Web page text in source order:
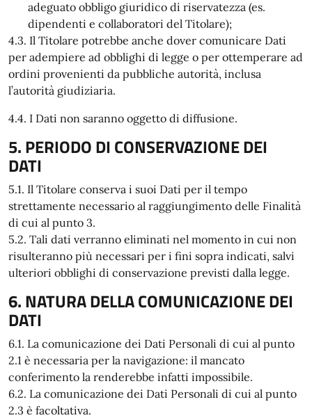
adeguato obbligo giuridico di riservatezza (es.
dipendenti e collaboratori del Titolare);
4.3. Il Titolare potrebbe anche dover comunicare Dati
per adempiere ad obblighi di legge o per ottemperare ad
ordini provenienti da pubbliche autorità, inclusa
l’autorità giudiziaria.
4.4. I Dati non saranno oggetto di diffusione.
5. PERIODO DI CONSERVAZIONE DEI
DATI
5.1. Il Titolare conserva i suoi Dati per il tempo
strettamente necessario al raggiungimento delle Finalità
di cui al punto 3.
5.2. Tali dati verranno eliminati nel momento in cui non
risulteranno più necessari per i fini sopra indicati, salvi
ulteriori obblighi di conservazione previsti dalla legge.
6. NATURA DELLA COMUNICAZIONE DEI
DATI
6.1. La comunicazione dei Dati Personali di cui al punto
2.1 è necessaria per la navigazione: il mancato
conferimento la renderebbe infatti impossibile.
6.2. La comunicazione dei Dati Personali di cui al punto
2.3 è facoltativa.